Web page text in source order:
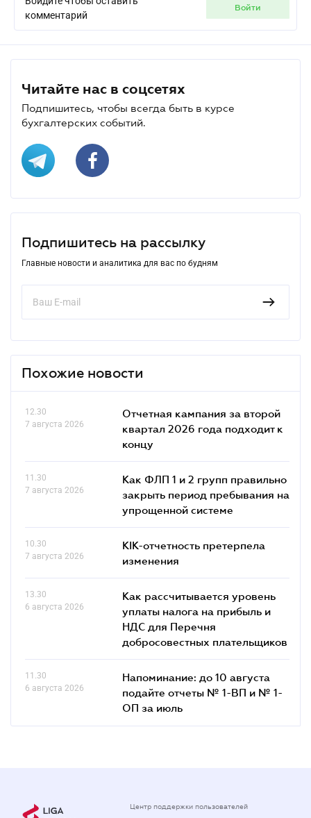
комментарий
войти
Читайте нас в соцсетях
Подпишитесь, чтобы всегда быть в курсе
бухгалтерских событий.
Подпишитесь на рассылку
Главные новости и аналитика для вас по будням
Похожие новости
12.30
7 августа 2026
Отчетная кампания за второй
квартал 2026 года подходит к
концу
11.30
7 августа 2026
Как ФЛП 1 и 2 групп правильно
закрыть период пребывания на
упрощенной системе
10.30
7 августа 2026
КІК-отчетность претерпела
изменения
13.30
6 августа 2026
Как рассчитывается уровень
уплаты налога на прибыль и
НДС для Перечня
добросовестных плательщиков
11.30
6 августа 2026
Напоминание: до 10 августа
подайте отчеты № 1-ВП и № 1-
ОП за июль
Центр поддержки пользователей